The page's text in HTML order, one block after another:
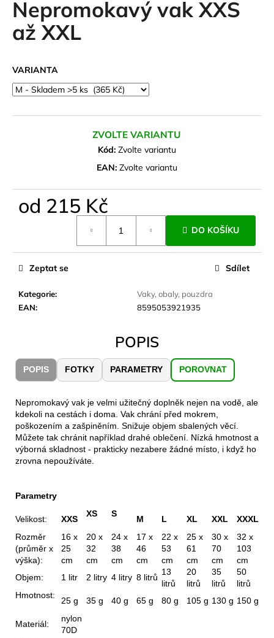
Nepromokavý vak XXS
až XXL
VARIANTA
ZVOLTE VARIANTU
Kód: Zvolte variantu
EAN: Zvolte variantu
od 215 Kč
DO KOŠÍKU
Kategorie:
Vaky, obaly, pouzdra
EAN: 8595053921935
Zeptat se Sdílet
POPIS
POPIS FOTKY PARAMETRY POROVNAT
Nepromokavý vak je velmi užitečný doplněk nejen na vodě, ale
kdekoli na cestách i doma. Vak chrání před mokrem,
poškozením a zašpiněním. Snižuje objem sbalených věcí.
Můžete tak chránit například drahé oblečení. Nízká hmotnost a
výborná skladnost - prakticky nezabere žádné místo, i když ho
zrovna nepoužíváte.
Parametry
Velikost: XXS
XS S
M L XL XXL
XXXL
Rozměr
(průměr x
výška):
16 x
25
cm
20 x
32
cm
24 x
38
cm
17 x
46
cm
22 x
53
cm
25 x
61
cm
30 x
70
cm
32 x
103
cm
Objem:
1 litr 2 litry 4 litry 8 litrů
13
litrů
20
litrů
35
litrů
50
litrů
Hmotnost:
25 g 35 g 40 g 65 g 80 g 105 g 130 g 150 g
Materiál:
nylon
70D
a
j
t
?
HLEDAT
o
r
u
u
CARNOSPORT
100
ML
899
Kč